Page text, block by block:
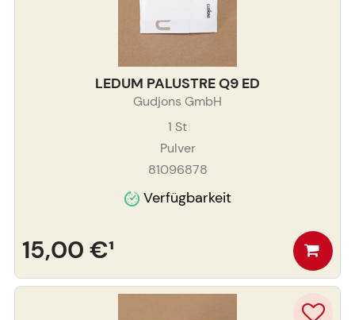
LEDUM PALUSTRE Q9 ED
Gudjons GmbH
1 St
Pulver
81096878
Verfügbarkeit
15,00 €¹